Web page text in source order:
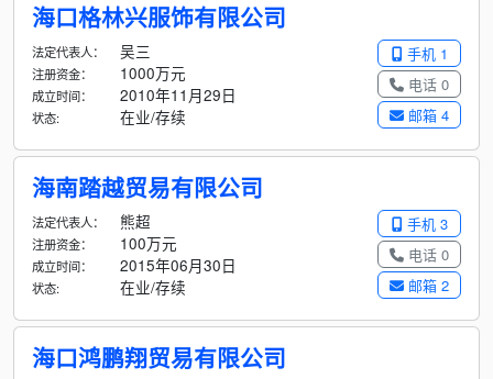
海口格林兴服饰有限公司
手机 1
电话 0
邮箱 4
法定代表人： 吴三
注册资金： 1000万元
成立时间： 2010年11月29日
状态: 在业/存续
海南踏越贸易有限公司
手机 3
电话 0
邮箱 2
法定代表人： 熊超
注册资金： 100万元
成立时间： 2015年06月30日
状态: 在业/存续
海口鸿鹏翔贸易有限公司